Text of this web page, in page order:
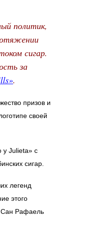
политик,
сигар.
за
.
призов и
своей
y Julieta» с
сигар.
легенд
этого
Сан Рафаель